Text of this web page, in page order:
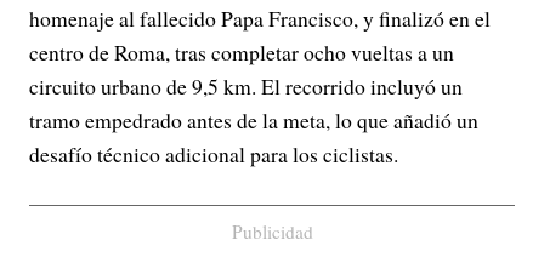
homenaje al fallecido Papa Francisco, y finalizó en el
centro de Roma, tras completar ocho vueltas a un
circuito urbano de 9,5 km. El recorrido incluyó un
tramo empedrado antes de la meta, lo que añadió un
desafío técnico adicional para los ciclistas.
Publicidad